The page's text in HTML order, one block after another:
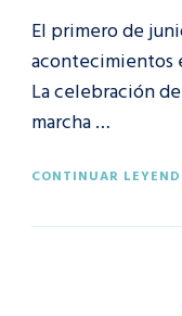
El primero de
acontecimientos
La celebración
marcha …
CONTINUAR